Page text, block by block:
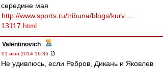
середине мая
http://www.sports.ru/tribuna/blogs/kurv ...
13117.html
Valentinovich -
01 июн 2014 16:35
Не удивлюсь, если Ребров, Дикань и Яковлев